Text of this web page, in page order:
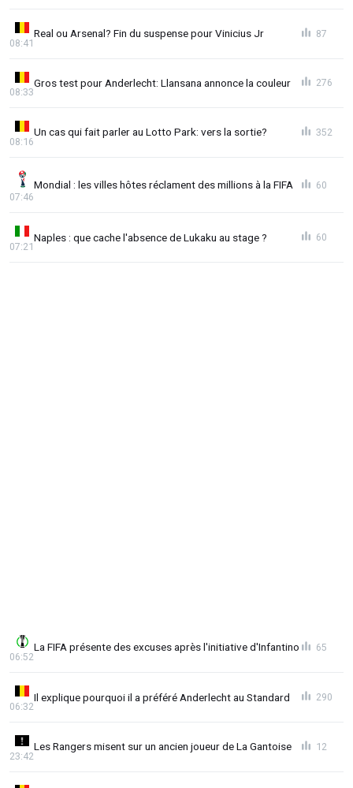
Real ou Arsenal? Fin du suspense pour Vinicius Jr
08:41
87
Gros test pour Anderlecht: Llansana annonce la couleur
08:33
276
Un cas qui fait parler au Lotto Park: vers la sortie?
08:16
352
Mondial : les villes hôtes réclament des millions à la FIFA
07:46
60
Naples : que cache l'absence de Lukaku au stage ?
07:21
60
La FIFA présente des excuses après l'initiative d'Infantino
06:52
65
Il explique pourquoi il a préféré Anderlecht au Standard
06:32
290
Les Rangers misent sur un ancien joueur de La Gantoise
23:42
12